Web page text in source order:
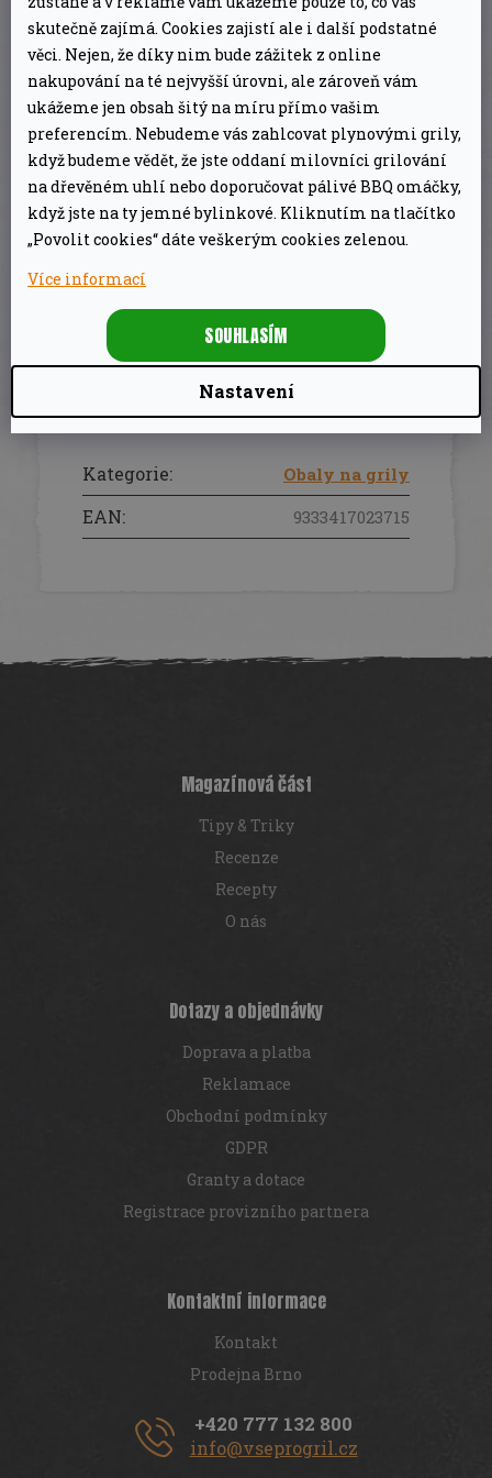
skutečně zajímá. Cookies zajistí ale i další podstatné
věci. Nejen, že díky nim bude zážitek z online
nakupování na té nejvyšší úrovni, ale zároveň vám
ukážeme jen obsah šitý na míru přímo vašim
preferencím. Nebudeme vás zahlcovat plynovými grily,
když budeme vědět, že jste oddaní milovníci grilování
na dřevěném uhlí nebo doporučovat pálivé BBQ omáčky,
když jste na ty jemné bylinkové. Kliknutím na tlačítko
„Povolit cookies“ dáte veškerým cookies zelenou.
Více informací
Nastavení
SOUHLASÍM
bylo zajištěno dokonalé přizpůsobení AIRPRO
umožňuje odvod vlhkosti zpod krytu a přitom
zůstává voděodolný Odolné proti UV záření pro
ochranu před sluncem Odolná pevná látka
Samoupevňovací pásky na suchý zip drží kryt
na místě a zajišťují snadné nasazení Kryt na
míru, který chrání gril po celý rok před
nepříznivými povětrnostními podmínkami.
Materiál využívá technologii AIRPRO, která je
prodyšná, voděodolná a protiplísňová.
DOPLŇKOVÉ PARAMETRY
Kategorie: Obaly na grily
EAN: 9333417023715
á
Magazínová část
Tipy & Triky
Recenze
Recepty
O nás
Dotazy a objednávky
Doprava a platba
Reklamace
Obchodní podmínky
GDPR
Granty a dotace
Registrace provizního partnera
Kontaktní informace
Kontakt
Prodejna Brno
+420 777 132 800
info@vseprogril.cz